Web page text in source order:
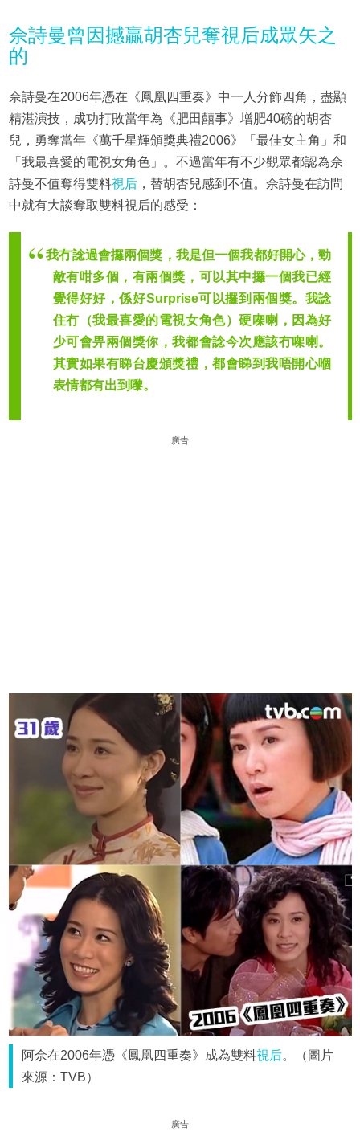
佘詩曼曾因撼贏胡杏兒奪視后成眾矢之
的
佘詩曼在2006年憑在《鳳凰四重奏》中一人分飾四角，盡顯
精湛演技，成功打敗當年為《肥田囍事》增肥40磅的胡杏
兒，勇奪當年《萬千星輝頒獎典禮2006》「最佳女主角」和
「我最喜愛的電視女角色」。不過當年有不少觀眾都認為佘
詩曼不值奪得雙料視后，替胡杏兒感到不值。佘詩曼在訪問
中就有大談奪取雙料視后的感受：
我冇諗過會攞兩個獎，我是但一個我都好開心，勁
敵有咁多個，有兩個獎，可以其中攞一個我已經
覺得好好，係好Surprise可以攞到兩個獎。我諗
住冇（我最喜愛的電視女角色）硬㗎喇，因為好
少可會畀兩個獎你，我都會諗今次應該冇㗎喇。
其實如果有睇台慶頒獎禮，都會睇到我唔開心嗰
表情都有出到嚟。
廣告
阿佘在2006年憑《鳳凰四重奏》成為雙料視后。（圖片
來源：TVB）
廣告